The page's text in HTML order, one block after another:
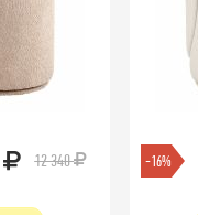
12 340 -16%